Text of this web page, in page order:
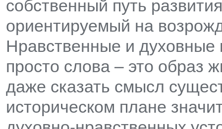
ориентируемый на
Нравственные и духовные
просто слова – это образ
даже сказать смысл
историческом плане